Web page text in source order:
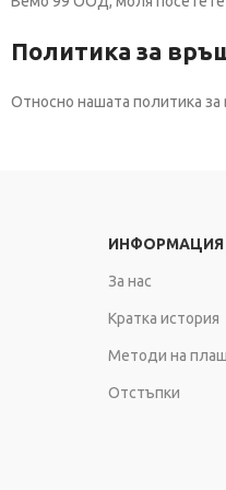
Аминокиселини
Политика за
Относно нашата политика
ИНФОРМАЦИЯ
За нас
Кратка история
Методи на
Отстъпки